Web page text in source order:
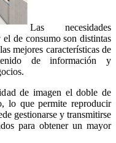
Las necesidades
de consumo son distintas
mejores características de
de información y
de imagen el doble de
lo que permite reproducir
gestionarse y transmitirse
para obtener un mayor